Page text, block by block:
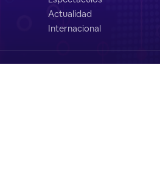
Actualidad
Internacional